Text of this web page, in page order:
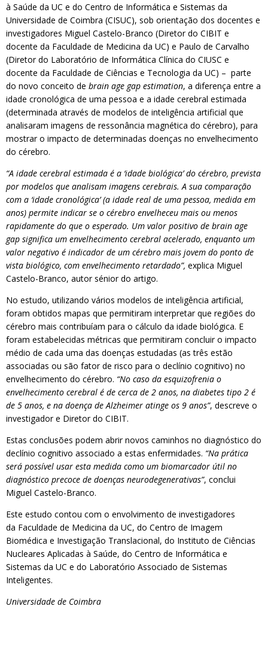
à Saúde da UC e do Centro de Informática e Sistemas da
Universidade de Coimbra (CISUC), sob orientação dos docentes e
investigadores Miguel Castelo-Branco (Diretor do CIBIT e
docente da Faculdade de Medicina da UC) e Paulo de Carvalho
(Diretor do Laboratório de Informática Clínica do CIUSC e
docente da Faculdade de Ciências e Tecnologia da UC) – parte
do novo conceito de brain age gap estimation, a diferença entre a
idade cronológica de uma pessoa e a idade cerebral estimada
(determinada através de modelos de inteligência artificial que
analisaram imagens de ressonância magnética do cérebro), para
mostrar o impacto de determinadas doenças no envelhecimento
do cérebro.
“A idade cerebral estimada é a ‘idade biológica’ do cérebro, prevista
por modelos que analisam imagens cerebrais. A sua comparação
com a ‘idade cronológica’ (a idade real de uma pessoa, medida em
anos) permite indicar se o cérebro envelheceu mais ou menos
rapidamente do que o esperado. Um valor positivo de brain age
gap significa um envelhecimento cerebral acelerado, enquanto um
valor negativo é indicador de um cérebro mais jovem do ponto de
vista biológico, com envelhecimento retardado”, explica Miguel
Castelo-Branco, autor sénior do artigo.
No estudo, utilizando vários modelos de inteligência artificial,
foram obtidos mapas que permitiram interpretar que regiões do
cérebro mais contribuíam para o cálculo da idade biológica. E
foram estabelecidas métricas que permitiram concluir o impacto
médio de cada uma das doenças estudadas (as três estão
associadas ou são fator de risco para o declínio cognitivo) no
envelhecimento do cérebro. “No caso da esquizofrenia o
envelhecimento cerebral é de cerca de 2 anos, na diabetes tipo 2 é
de 5 anos, e na doença de Alzheimer atinge os 9 anos”, descreve o
investigador e Diretor do CIBIT.
Estas conclusões podem abrir novos caminhos no diagnóstico do
declínio cognitivo associado a estas enfermidades. “Na prática
será possível usar esta medida como um biomarcador útil no
diagnóstico precoce de doenças neurodegenerativas”, conclui
Miguel Castelo-Branco.
Este estudo contou com o envolvimento de investigadores
da Faculdade de Medicina da UC, do Centro de Imagem
Biomédica e Investigação Translacional, do Instituto de Ciências
Nucleares Aplicadas à Saúde, do Centro de Informática e
Sistemas da UC e do Laboratório Associado de Sistemas
Inteligentes.
Universidade de Coimbra